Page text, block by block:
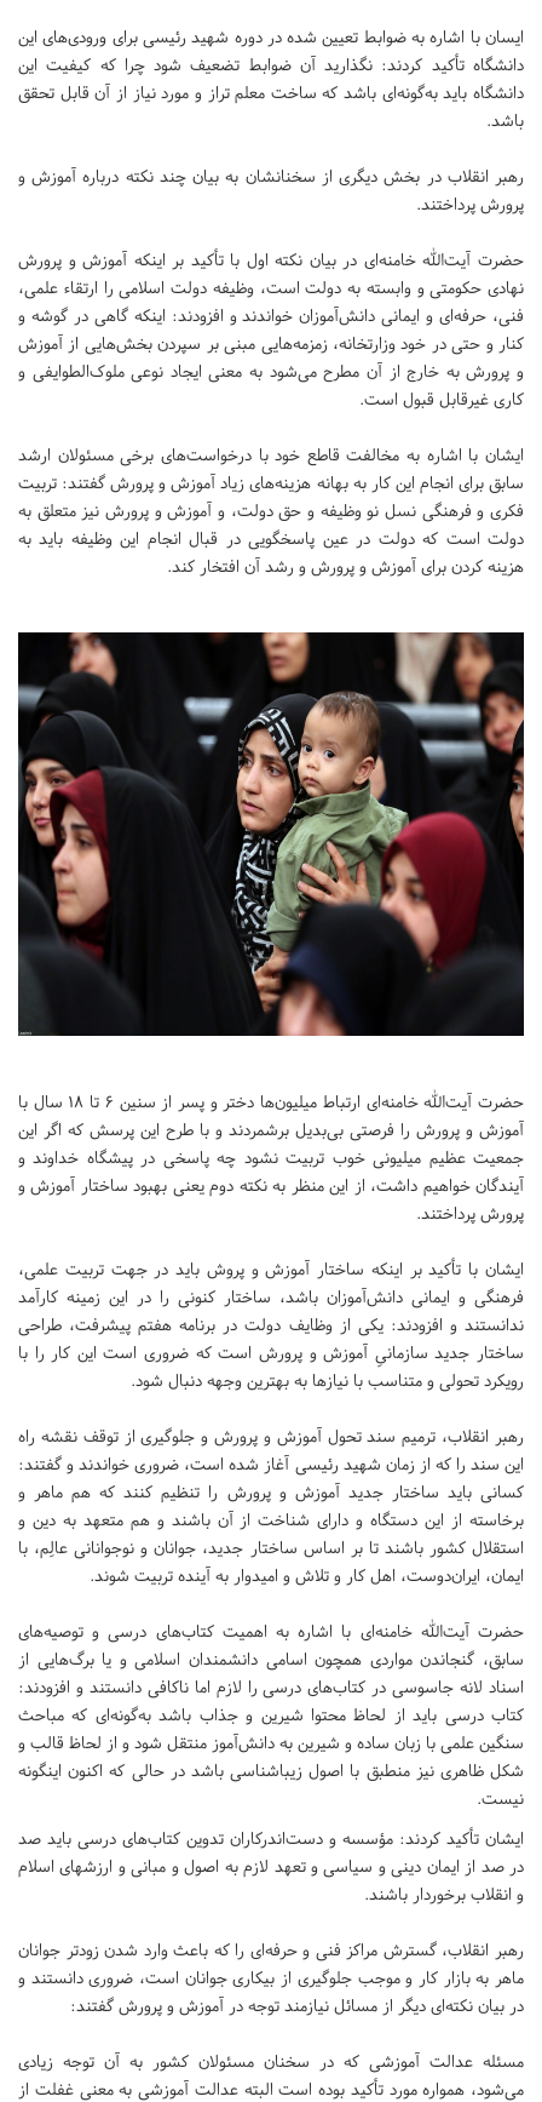
ایسان با اشاره به ضوابط تعیین شده در دوره شهید رئیسی برای ورودی‌های این
دانشگاه تأکید کردند: نگذارید آن ضوابط تضعیف شود چرا که کیفیت این
دانشگاه باید به‌گونه‌ای باشد که ساخت معلم تراز و مورد نیاز از آن قابل تحقق
باشد.
رهبر انقلاب در بخش دیگری از سخنانشان به بیان چند نکته درباره آموزش و
پرورش پرداختند.
حضرت آیت‌الله خامنه‌ای در بیان نکته اول با تأکید بر اینکه آموزش و پرورش
نهادی حکومتی و وابسته به دولت است، وظیفه دولت اسلامی را ارتقاء علمی،
فنی، حرفه‌ای و ایمانی دانش‌آموزان خواندند و افزودند: اینکه گاهی در گوشه و
کنار و حتی در خود وزارتخانه، زمزمه‌هایی مبنی بر سپردن بخش‌هایی از آموزش
و پرورش به خارج از آن مطرح می‌شود به معنی ایجاد نوعی ملوک‌الطوایفی و
کاری غیرقابل قبول است.
ایشان با اشاره به مخالفت قاطع خود با درخواست‌های برخی مسئولان ارشد
سابق برای انجام این کار به بهانه هزینه‌های زیاد آموزش و پرورش گفتند: تربیت
فکری و فرهنگی نسل نو وظیفه و حق دولت، و آموزش و پرورش نیز متعلق به
دولت است که دولت در عین پاسخگویی در قبال انجام این وظیفه باید به
هزینه کردن برای آموزش و پرورش و رشد آن افتخار کند.
حضرت آیت‌الله خامنه‌ای ارتباط میلیون‌ها دختر و پسر از سنین ۶ تا ۱۸ سال با
آموزش و پرورش را فرصتی بی‌بدیل برشمردند و با طرح این پرسش که اگر این
جمعیت عظیم میلیونی خوب تربیت نشود چه پاسخی در پیشگاه خداوند و
آیندگان خواهیم داشت، از این منظر به نکته دوم یعنی بهبود ساختار آموزش و
پرورش پرداختند.
ایشان با تأکید بر اینکه ساختار آموزش و پروش باید در جهت تربیت علمی،
فرهنگی و ایمانی دانش‌آموزان باشد، ساختار کنونی را در این زمینه کارآمد
ندانستند و افزودند: یکی از وظایف دولت در برنامه هفتم پیشرفت، طراحی
ساختار جدید سازمانیِ آموزش و پرورش است که ضروری است این کار را با
رویکرد تحولی و متناسب با نیازها به بهترین وجهه دنبال شود.
رهبر انقلاب، ترمیم سند تحول آموزش و پرورش و جلوگیری از توقف نقشه راه
این سند را که از زمان شهید رئیسی آغاز شده است، ضروری خواندند و گفتند:
کسانی باید ساختار جدید آموزش و پرورش را تنظیم کنند که هم ماهر و
برخاسته از این دستگاه و دارای شناخت از آن باشند و هم متعهد به دین و
استقلال کشور باشند تا بر اساس ساختار جدید، جوانان و نوجوانانی عالِم، با
ایمان، ایران‌دوست، اهل کار و تلاش و امیدوار به آینده تربیت شوند.
حضرت آیت‌الله خامنه‌ای با اشاره به اهمیت کتاب‌های درسی و توصیه‌های
سابق، گنجاندن مواردی همچون اسامی دانشمندان اسلامی و یا برگ‌هایی از
اسناد لانه جاسوسی در کتاب‌های درسی را لازم اما ناکافی دانستند و افزودند:
کتاب درسی باید از لحاظ محتوا شیرین و جذاب باشد به‌گونه‌ای که مباحث
سنگین علمی با زبان ساده و شیرین به دانش‌آموز منتقل شود و از لحاظ قالب و
شکل ظاهری نیز منطبق با اصول زیباشناسی باشد در حالی که اکنون اینگونه
نیست.
ایشان تأکید کردند: مؤسسه و دست‌اندرکاران تدوین کتاب‌های درسی باید صد
در صد از ایمان دینی و سیاسی و تعهد لازم به اصول و مبانی و ارزشهای اسلام
و انقلاب برخوردار باشند.
رهبر انقلاب، گسترش مراکز فنی و حرفه‌ای را که باعث وارد شدن زودتر جوانان
ماهر به بازار کار و موجب جلوگیری از بیکاری جوانان است، ضروری دانستند و
در بیان نکته‌ای دیگر از مسائل نیازمند توجه در آموزش و پرورش گفتند:
مسئله عدالت آموزشی که در سخنان مسئولان کشور به آن توجه زیادی
می‌شود، همواره مورد تأکید بوده است البته عدالت آموزشی به معنی غفلت از